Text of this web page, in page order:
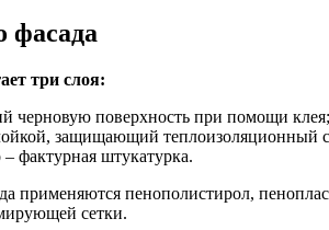
фасада
три слоя:
черновую поверхность при помощи клея;
защищающий теплоизоляционный
фактурная штукатурка.
применяются пенополистирол,
сетки.